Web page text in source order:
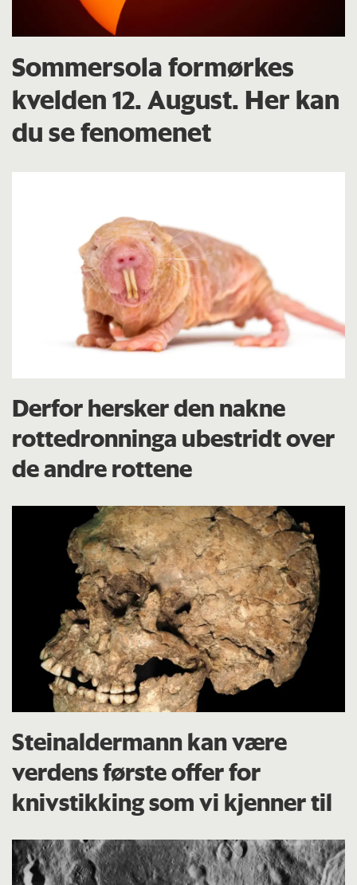
Sommersola formørkes
kvelden 12. August. Her kan
du se fenomenet
Derfor hersker den nakne
rottedronninga ubestridt over
de andre rottene
Steinaldermann kan være
verdens første offer for
knivstikking som vi kjenner til